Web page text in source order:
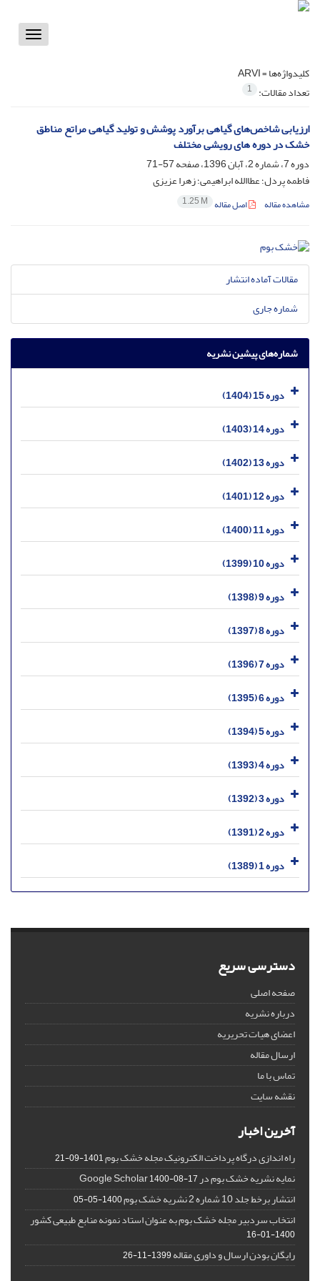
Toggle
کلیدواژه‌ها =ARVI
تعداد مقالات: 1
ارزیابی شاخص‌های گیاهی برآورد پوشش و تولید گیاهی مراتع مناطق
خشک در دوره های رویشی مختلف
دوره 7، شماره 2، آبان 1396، صفحه
57-71
فاطمه پردل؛ عطاالله ابراهیمی؛ زهرا عزیزی
مشاهده مقاله اصل مقاله 1.25 M
مقالات آماده انتشار
شماره جاری
شماره‌های پیشین نشریه
دوره 15 (1404)
دوره 14 (1403)
دوره 13 (1402)
دوره 12 (1401)
دوره 11 (1400)
دوره 10 (1399)
دوره 9 (1398)
دوره 8 (1397)
دوره 7 (1396)
دوره 6 (1395)
دوره 5 (1394)
دوره 4 (1393)
دوره 3 (1392)
دوره 2 (1391)
دوره 1 (1389)
دسترسی سریع
صفحه اصلی
درباره نشریه
اعضای هیات تحریریه
ارسال مقاله
تماس با ما
نقشه سایت
آخرین اخبار
راه اندازی درگاه پرداخت الکترونیک مجله خشک بوم1401-09-21
نمایه نشریه خشک بوم در Google Scholar1400-08-17
انتشار برخط جلد 10 شماره 2 نشریه خشک بوم 1400-05-05
انتخاب سردبیر مجله خشک بوم به عنوان استاد نمونه منابع طبیعی کشور
1400-01-16
رایگان بودن ارسال و داوری مقاله1399-11-26